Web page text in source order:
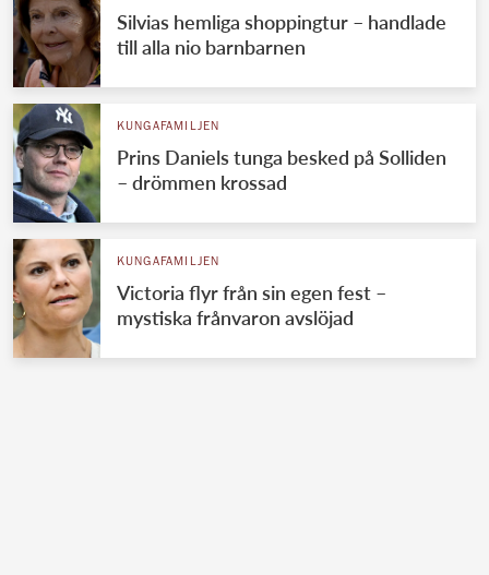
Silvias hemliga shoppingtur – handlade
till alla nio barnbarnen
KUNGAFAMILJEN
Prins Daniels tunga besked på Solliden
– drömmen krossad
KUNGAFAMILJEN
Victoria flyr från sin egen fest –
mystiska frånvaron avslöjad